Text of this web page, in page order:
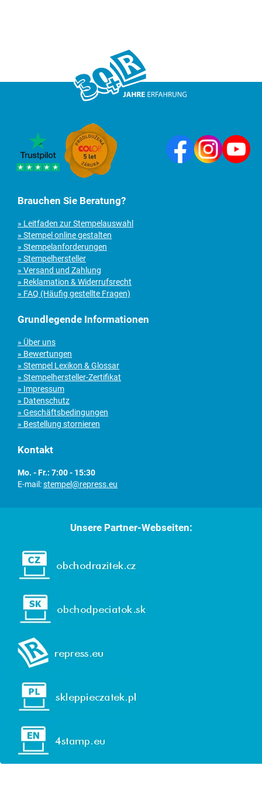
Brauchen Sie Beratung?
» Leitfaden zur Stempelauswahl
» Stempel online gestalten
» Stempelanforderungen
» Stempelhersteller
» Versand und Zahlung
» Reklamation & Widerrufsrecht
» FAQ (Häufig gestellte Fragen)
Grundlegende Informationen
» Über uns
» Bewertungen
» Stempel Lexikon & Glossar
» Stempelhersteller-Zertifikat
» Impressum
» Datenschutz
» Geschäftsbedingungen
» Bestellung stornieren
Kontakt
Mo. - Fr.: 7:00 - 15:30
E-mail:stempel@repress.eu
Unsere Partner-Webseiten: